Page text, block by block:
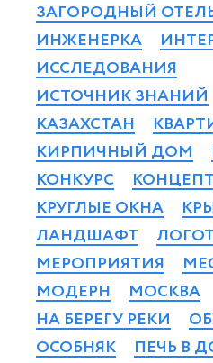
ЗАГОРОДНЫЙ
ИНЖЕНЕРКА
ИССЛЕДОВАНИЯ
ИСТОЧНИК ЗНАНИЙ
КАЗАХСТАН
КИРПИЧНЫЙ ДОМ
КОНКУРС
КОНЦЕПТ
КРУГЛЫЕ ОКНА
ЛАНДШАФТ
МЕРОПРИЯТИЯ
МОДЕРН
МОСКВА
НА БЕРЕГУ РЕКИ
ОСОБНЯК
ПЕЧЬ В